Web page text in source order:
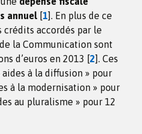
annuel [1]. En plus de ce
crédits accordés par le
la Communication sont
d’euros en 2013 [2]. Ces
à la diffusion » pour
à la modernisation » pour
au pluralisme » pour 12